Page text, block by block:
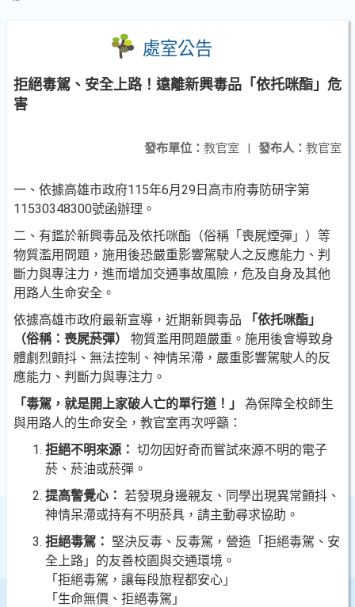
處室公告
拒絕毒駕、安全上路！遠離新興毒品「依托咪酯」危
害
發布人： 教官室
發布單位： 教官室 |
一、依據高雄市政府115年6月29日高市府毒防研字第
11530348300號函辦理。
二、有鑑於新興毒品及依托咪酯（俗稱「喪屍煙彈」）等
物質濫用問題，施用後恐嚴重影響駕駛人之反應能力、判
斷力與專注力，進而增加交通事故風險，危及自身及其他
用路人生命安全。
依據高雄市政府最新宣導，近期新興毒品
「依托咪酯」
（俗稱：喪屍菸彈）
物質濫用問題嚴重。施用後會導致身
體劇烈顫抖、無法控制、神情呆滯，嚴重影響駕駛人的反
應能力、判斷力與專注力。
「毒駕，就是開上家破人亡的單行道！」
為保障全校師生
與用路人的生命安全，教官室再次呼籲：
拒絕不明來源： 切勿因好奇而嘗試來源不明的電子
菸、菸油或菸彈。
提高警覺心： 若發現身邊親友、同學出現異常顫抖、
神情呆滯或持有不明菸具，請主動尋求協助。
拒絕毒駕： 堅決反毒、反毒駕，營造「拒絕毒駕、安
全上路」的友善校園與交通環境。
「拒絕毒駕，讓每段旅程都安心」
「生命無價、拒絕毒駕」